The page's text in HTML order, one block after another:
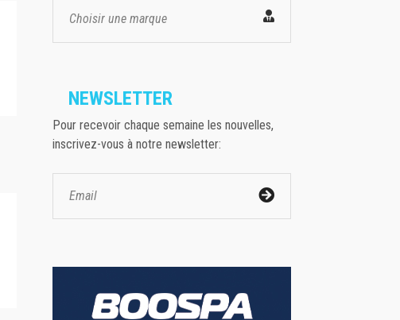
Choisir une marque
NEWSLETTER
Pour recevoir chaque semaine les nouvelles,
inscrivez-vous à notre newsletter: